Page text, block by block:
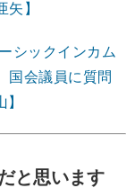
】
シックインカム
国会議員に質問
と思います